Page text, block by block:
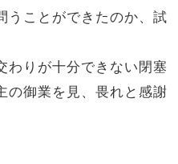
うことができたのか、試
りが十分できない閉塞
の御業を見、畏れと感謝